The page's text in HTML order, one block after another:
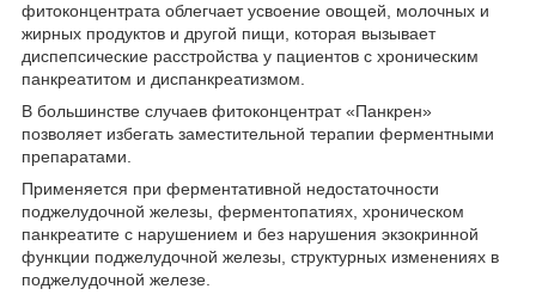
фитоконцентрата облегчает усвоение овощей, молочных и
жирных продуктов и другой пищи, которая вызывает
диспепсические расстройства у пациентов с хроническим
панкреатитом и диспанкреатизмом.
В большинстве случаев фитоконцентрат «Панкрен»
позволяет избегать заместительной терапии ферментными
препаратами.
Применяется при ферментативной недостаточности
поджелудочной железы, ферментопатиях, хроническом
панкреатите с нарушением и без нарушения экзокринной
функции поджелудочной железы, структурных изменениях в
поджелудочной железе.